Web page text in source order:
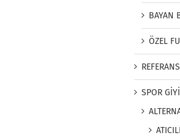
BAYAN
ÖZEL
SPOR